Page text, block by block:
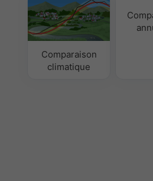
Comparaison
climatique